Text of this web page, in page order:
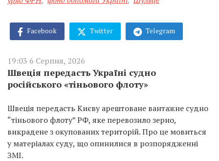
Facebook Twitter Telegram
19:03 6 Серпня, 2026
Швеція передасть Україні судно
російського «тіньового флоту»
Швеція передасть Києву арештоване вантажне судно
“тіньового флоту” РФ, яке перевозило зерно,
викрадене з окупованих територій. Про це мовиться
у матеріалах суду, що опинилися в розпорядженні
ЗМІ.